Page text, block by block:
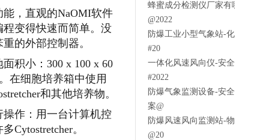
能，直观的NaOMI软件
程变得快速而简单。没
重的外部控制器。
面积小：300 x 100 x 60
在细胞培养箱中使用
和其他培养物。
操作：用一台计算机控
Cytostretcher。
蜂蜜成分检测仪厂家有哪些
@2022
防爆工业小型气象站-化工生产
#20
一体化风速风向仪-安全系数
#2022
防爆气象监测设备-安全设计方
案@
防爆风速风向监测站-物料储存
@20